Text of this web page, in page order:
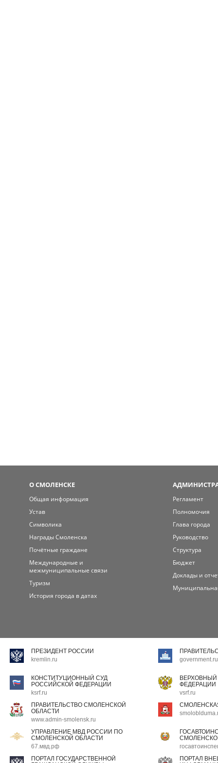
О СМОЛЕНСКЕ
Общая информация
Устав
Символика
Награды Смоленска
Почётные граждане
Международные и
межмуниципальные связи
Туризм
История города в датах
Регламент
Полномочия
Глава города
Руководство
Структура
Бюджет
Доклады и
ПРЕЗИДЕНТ РОССИИ
kremlin.ru
government.ru
КОНСТИТУЦИОННЫЙ СУД
РОССИЙСКОЙ ФЕДЕРАЦИИ
ksrf.ru
ФЕДЕРАЦИИ
vsrf.ru
ПРАВИТЕЛЬСТВО СМОЛЕНСКОЙ
ОБЛАСТИ
www.admin-smolensk.ru
УПРАВЛЕНИЕ МВД РОССИИ ПО
СМОЛЕНСКОЙ ОБЛАСТИ
67.мвд.рф
ПОРТАЛ ГОСУДАРСТВЕННОЙ
ПОРТАЛ